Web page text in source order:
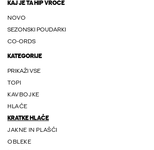
KAJ JE TA HIP VROČE
NOVO
SEZONSKI POUDARKI
CO-ORDS
KATEGORIJE
PRIKAŽI VSE
TOPI
KAVBOJKE
HLAČE
KRATKE HLAČE
JAKNE IN PLAŠČI
OBLEKE